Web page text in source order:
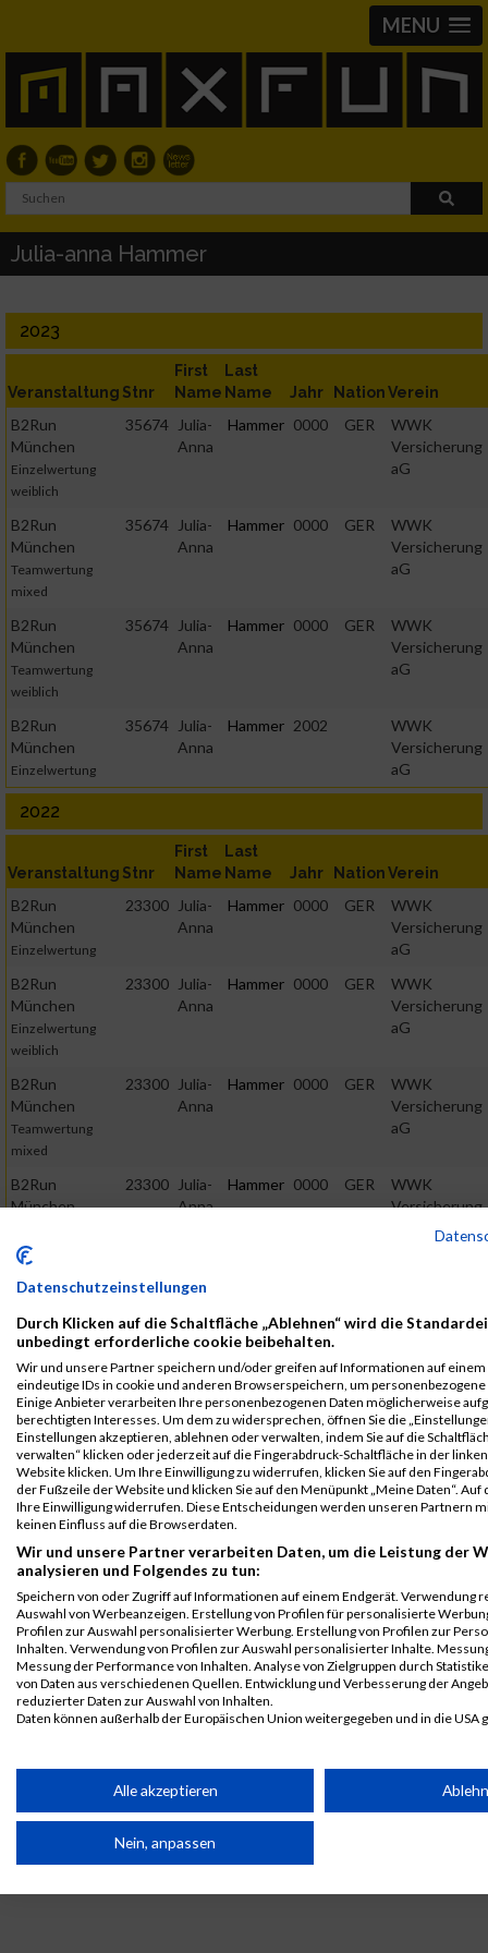
MENU
Julia-anna Hammer
2023
Veranstaltung Stnr
First
Name
Last
Name
Jahr NationVerein
B2Run
München
Einzelwertung
weiblich
35674
Julia-
Anna
Hammer 0000 GER
WWK
Versicherung
aG
B2Run
München
Teamwertung
mixed
35674
Julia-
Anna
Hammer 0000 GER
WWK
Versicherung
aG
B2Run
München
Teamwertung
weiblich
35674
Julia-
Anna
Hammer 0000 GER
WWK
Versicherung
aG
B2Run
München
Einzelwertung
35674
Julia-
Anna
Hammer 2002
WWK
Versicherung
aG
2022
Veranstaltung Stnr
First
Name
Last
Name
Jahr NationVerein
B2Run
München
Einzelwertung
23300
Julia-
Anna
Hammer 0000 GER
WWK
Versicherung
aG
B2Run
München
Einzelwertung
weiblich
23300
Julia-
Anna
Hammer 0000 GER
WWK
Versicherung
aG
B2Run
München
Teamwertung
mixed
23300
Julia-
Anna
Hammer 0000 GER
WWK
Versicherung
aG
B2Run
München
weiblich
23300
Julia-
Anna
Hammer 0000 GER
WWK
Versicherung
2017
Veranstaltung
First
Last
B2Run
München
B2Run München
34539 Julia-
Anna
Hammer 0000 GER
WWK
Running
Team
B2Run
München
Einzelwertung
weiblich
34539 Julia-
Anna
Hammer 0000 GER
WWK
Running
Team
B2Run
Teamwertung
mixed
34539 Julia-
Hammer 0000
Team
B2Run
München
Teamwertung
34539 Julia-
Anna
Hammer 0000 GER
WWK
Running
Legende:
GPos = Geschlechter Position, KPos = Kategorie Position, TPos =
Team Position, DNS = Did not start, DNF = Did not finish, DQ =
Datenschutzeinstellungen
Durch Klicken auf die Schaltfläche „Ablehnen“ wird die
unbedingt erforderliche cookie beibehalten.
Wir und unsere Partner speichern und/oder greifen auf Informationen auf einem
eindeutige IDs in cookie und anderen Browserspeichern, um
Einige Anbieter verarbeiten Ihre personenbezogenen Daten möglicherweise
berechtigten Interesses. Um dem zu widersprechen, öffnen Sie die
Einstellungen akzeptieren, ablehnen oder verwalten, indem Sie auf die
verwalten“ klicken oder jederzeit auf die Fingerabdruck-Schaltfläche in der
Website klicken. Um Ihre Einwilligung zu widerrufen, klicken Sie auf den
der Fußzeile der Website und klicken Sie auf den Menüpunkt „Meine Daten“. Auf
Ihre Einwilligung widerrufen. Diese Entscheidungen werden unseren Partnern
keinen Einfluss auf die Browserdaten.
Wir und unsere Partner verarbeiten Daten, um die Leistung der
analysieren und Folgendes zu tun:
Speichern von oder Zugriff auf Informationen auf einem Endgerät. Verwendung
Auswahl von Werbeanzeigen. Erstellung von Profilen für personalisierte
Profilen zur Auswahl personalisierter Werbung. Erstellung von Profilen zur
Inhalten. Verwendung von Profilen zur Auswahl personalisierter Inhalte.
Messung der Performance von Inhalten. Analyse von Zielgruppen durch
von Daten aus verschiedenen Quellen. Entwicklung und Verbesserung der
reduzierter Daten zur Auswahl von Inhalten.
Daten können außerhalb der Europäischen Union weitergegeben und in die USA
Partnerliste anzeigen (1 IAB-Anbieter)
Wir nutzen Ihre Daten für folgende Zwecke:
IAB-Verarbeitungszwecke:
Speichern von oder Zugriff auf Informationen auf einem
Alle akzeptieren
Nein, anpassen